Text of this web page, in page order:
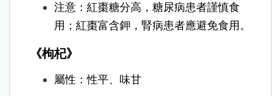
注意：紅棗糖分高，糖尿病患者謹慎食
用；紅棗富含鉀，腎病患者應避免食用。
《枸杞》
屬性：性平、味甘